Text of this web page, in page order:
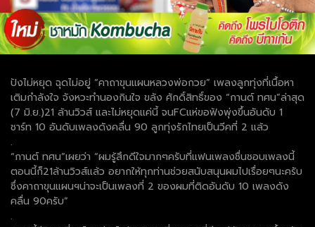
ปังไม่หยุด ฉุดไม่อยู่ “คาถาขุนแผนหลวงพ่อกวย” เพลงลูกทุ่งที่เนื้อหา
เติมกำลังใจ จังหวะทำนองกินใจ ขลัง ศักดิ์สิทธิ์ของ “กานต์ ทศน”ล่าสุด
(7 มิ.ย.)21 ล้านวิวส์ และไม่หยุดแค่นี้ จนFCแห่ขอฟังพุ่งขึ้นอันดับ 1
ชาร์ท 10 อันดับเพลงดังคลื่น 90 ลูกทุ่งรักไทยเป็นวีคที่ 2 แล้ว
.
“กานต์ ทศน”เผยว่า “ผมรู้สึกดีใจมากๆครับที่แฟนเพลงชื่นชอบเพลงนี้
ตอนนี้ก็21ล้านวิวส์แล้ว อยากให้ทุกท่านช่วยสนับสนุนผมไปเรื่อยๆนะครับ
ซึ่งคาถาขุนแผนฯน่าจะเป็นเพลงที่ 2 ของผมที่ติดอันดับ 10 เพลงดัง
คลื่น 90ครับ”
.